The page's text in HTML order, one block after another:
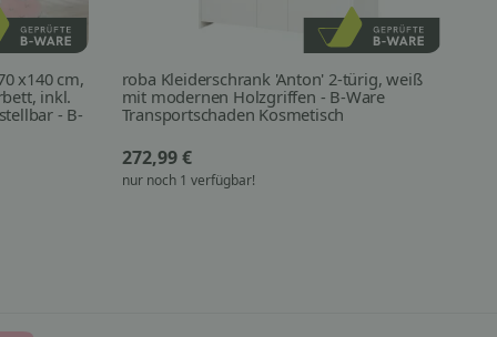
x140 cm,
inkl.
- B-
roba Kleiderschrank 'Anton' 2-türig, weiß
mit modernen Holzgriffen - B-Ware
Transportschaden Kosmetisch
272,99 €
nur noch 1 verfügbar!